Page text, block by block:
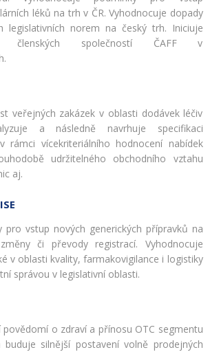
léků na trh v ČR. Vyhodnocuje dopady
legislativních norem na český trh. Iniciuje
členských společností ČAFF v
veřejných zakázek v oblasti dodávek léčiv
a následně navrhuje specifikaci
rámci vícekriteriálního hodnocení nabídek
udržitelného obchodního vztahu
aj.
pro vstup nových generických přípravků na
či převody registrací. Vyhodnocuje
v oblasti kvality, farmakovigilance i logistiky
správou v legislativní oblasti.
povědomí o zdraví a přínosu OTC segmentu
buduje silnější postavení volně prodejných